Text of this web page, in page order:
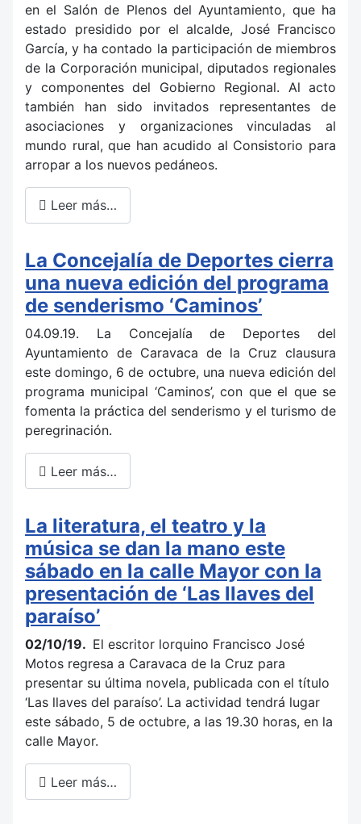
en el Salón de Plenos del Ayuntamiento, que ha
estado presidido por el alcalde, José Francisco
García, y ha contado la participación de miembros
de la Corporación municipal, diputados regionales
y componentes del Gobierno Regional. Al acto
también han sido invitados representantes de
asociaciones y organizaciones vinculadas al
mundo rural, que han acudido al Consistorio para
arropar a los nuevos pedáneos.
Leer más…
La Concejalía de Deportes cierra
una nueva edición del programa
de senderismo ‘Caminos’
04.09.19. La Concejalía de Deportes del
Ayuntamiento de Caravaca de la Cruz clausura
este domingo, 6 de octubre, una nueva edición del
programa municipal ‘Caminos’, con que el que se
fomenta la práctica del senderismo y el turismo de
peregrinación.
Leer más…
La literatura, el teatro y la
música se dan la mano este
sábado en la calle Mayor con la
presentación de ‘Las llaves del
paraíso’
02/10/19. El escritor lorquino Francisco José
Motos regresa a Caravaca de la Cruz para
presentar su última novela, publicada con el título
‘Las llaves del paraíso’. La actividad tendrá lugar
este sábado, 5 de octubre, a las 19.30 horas, en la
calle Mayor.
Leer más…